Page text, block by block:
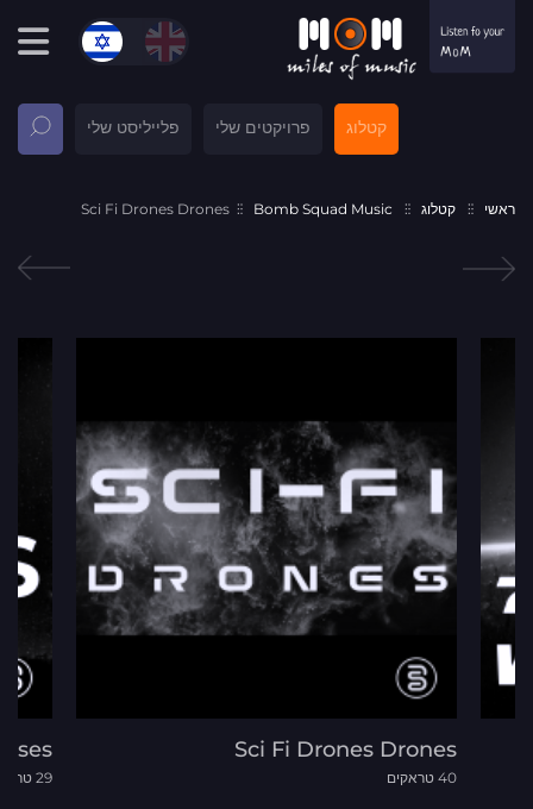
קטלוג פרויקטים שלי פלייליסט שלי
ראשי קטלוג Bomb Squad Music
Sci Fi Drones Drones
Sci Fi Drones Drones
40 טראקים 29 טראקים